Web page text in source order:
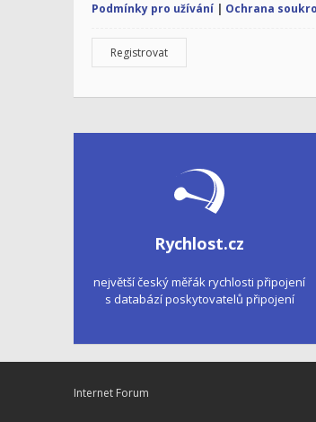
Podmínky pro užívání | Ochrana
Registrovat
Rychlost.cz
největší český měřák rychlosti připojení
s databází poskytovatelů připojení
Internet Forum